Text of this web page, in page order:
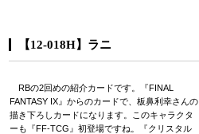
【12-018H】ラニ
RBの2回めの紹介カードです。『FINAL
FANTASY IX』からのカードで、板鼻利幸さんの
描き下ろしカードになります。このキャラクタ
ーも『FF-TCG』初登場ですね。『クリスタル